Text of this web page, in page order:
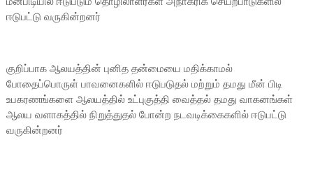
ஈடுபட்டு வருகின்றனர்
குறிப்பாக ஆலயத்தின் புனித தன்மையை மதிக்காமல்
போதைப்பொருள் பாவனைகளில் ஈடுபடுதல் மற்றும் தமது மீன் பிடி
உபகரணங்களை ஆலயத்தில் உட்புகுத்தி வைத்தல் தமது வாகனங்கள்
ஆலய வளாகத்தில் நிறுத்துதல் போன்ற நடவடிக்கைகளில் ஈடுபட்டு
வருகின்றனர்